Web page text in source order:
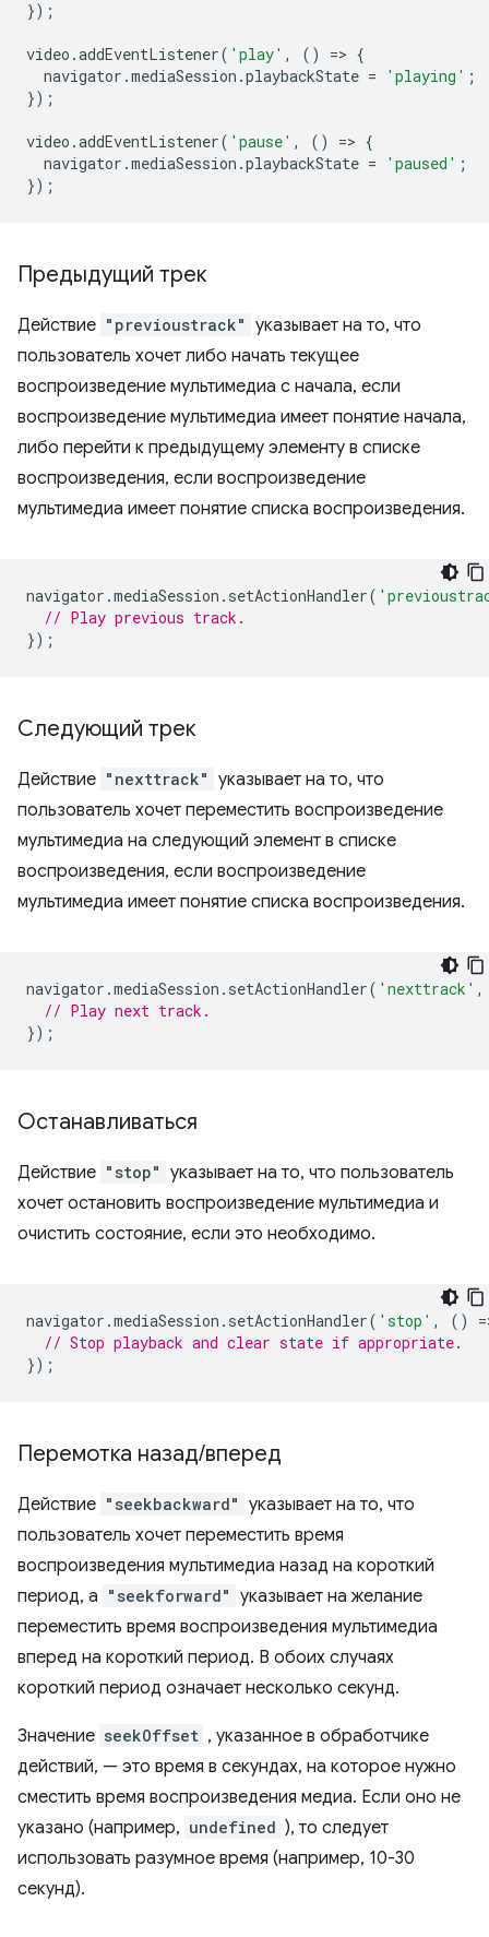
});
video .addEventListener( 'play' , () => {
navigator .mediaSession .playbackState = 'playing' ;
});
video .addEventListener( 'pause' , () => {
navigator .mediaSession .playbackState = 'paused' ;
});
Предыдущий трек
Действие "previoustrack" указывает на то, что
пользователь хочет либо начать текущее
воспроизведение мультимедиа с начала, если
воспроизведение мультимедиа имеет понятие начала,
либо перейти к предыдущему элементу в списке
воспроизведения, если воспроизведение
мультимедиа имеет понятие списка воспроизведения.
navigator .mediaSession . setActionHandler(
// Play previous track.
});
Следующий трек
Действие "nexttrack" указывает на то, что
пользователь хочет переместить воспроизведение
мультимедиа на следующий элемент в списке
воспроизведения, если воспроизведение
мультимедиа имеет понятие списка воспроизведения.
navigator .mediaSession . setActionHandler( 'nexttrack' ,
// Play next track.
});
Останавливаться
Действие "stop" указывает на то, что пользователь
хочет остановить воспроизведение мультимедиа и
очистить состояние, если это необходимо.
navigator .mediaSession . setActionHandler( 'stop' , () =
// Stop playback and clear state if appropriate.
});
Перемотка назад/вперед
Действие "seekbackward" указывает на то, что
пользователь хочет переместить время
воспроизведения мультимедиа назад на короткий
период, а "seekforward" указывает на желание
переместить время воспроизведения мультимедиа
вперед на короткий период. В обоих случаях
короткий период означает несколько секунд.
Значение seekOffset , указанное в обработчике
действий, — это время в секундах, на которое нужно
сместить время воспроизведения медиа. Если оно не
указано (например, undefined ), то следует
использовать разумное время (например, 10-30
секунд).